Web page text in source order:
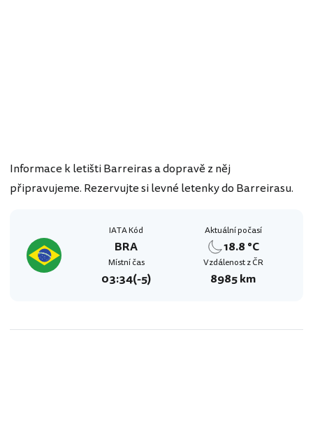
Informace k letišti Barreiras a dopravě z něj
připravujeme. Rezervujte si levné letenky do Barreirasu.
IATA Kód
BRA
Aktuální počasí
18.8 °C
Místní čas
03:34(-5)
Vzdálenost z ČR
8985 km